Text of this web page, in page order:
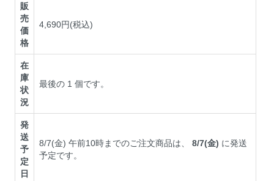
販
売
価
格
4,690円(税込)
在
庫
状
況
最後の 1 個です。
発
送
予
定
日
8/7(金) 午前10時までのご注文商品は、8/7(金) に発送
予定です。